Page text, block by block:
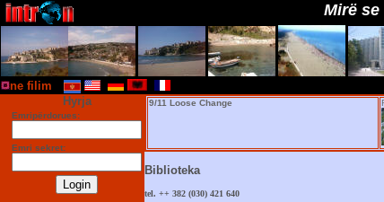
Mirë se vini në
ne filim
Hyrja
Emripërdorues:
Emri sekret:
9/11 Loose Change
Biblioteka
tel. ++ 382 (030) 421 640